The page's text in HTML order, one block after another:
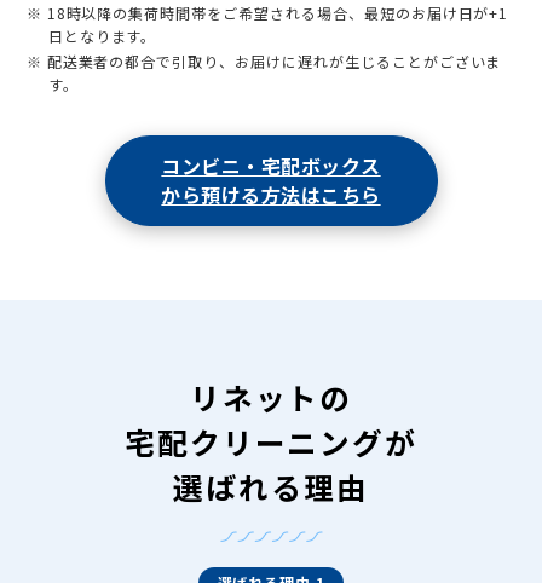
※ 18時以降の集荷時間帯をご希望される場合、最短のお届け日が+1
日となります。
※ 配送業者の都合で引取り、お届けに遅れが生じることがございま
す。
コンビニ・宅配ボックス
から預ける方法はこちら
リネットの
宅配クリーニングが
選ばれる理由